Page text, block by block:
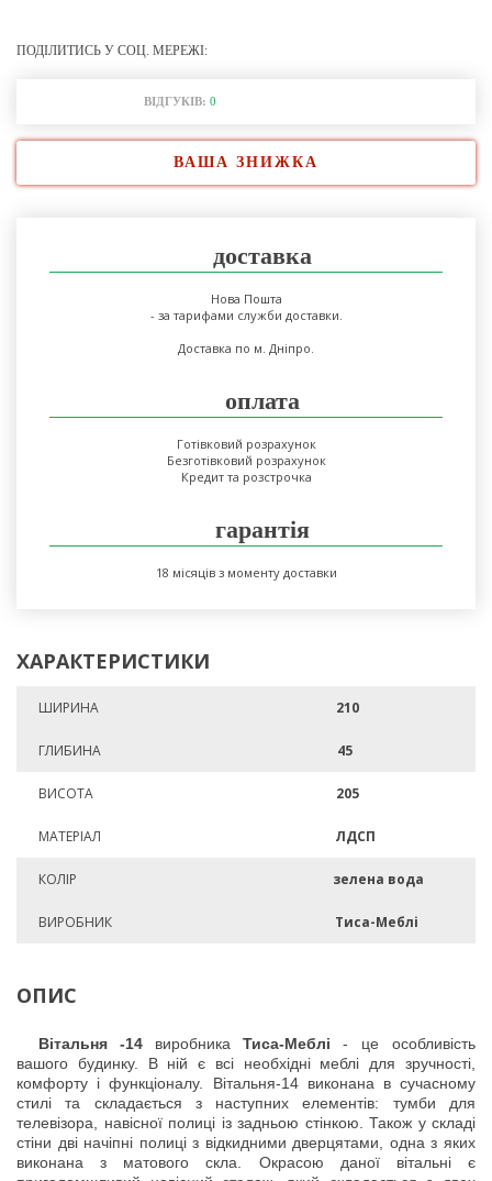
ПОДІЛИТИСЬ У СОЦ. МЕРЕЖІ:
ВІДГУКІВ: 0
ВАША ЗНИЖКА
доставка
Нова Пошта
- за тарифами служби доставки.
Доставка по м. Дніпро.
оплата
Готівковий розрахунок
Безготівковий розрахунок
Кредит та розстрочка
гарантія
18 місяців з моменту доставки
ХАРАКТЕРИСТИКИ
ШИРИНА 210
ГЛИБИНА 45
ВИСОТА 205
МАТЕРІАЛ ЛДСП
КОЛІР зелена вода
ВИРОБНИК Тиса-Меблі
ОПИС
Вітальня -14 виробника Тиса-Меблі
- це особливість
вашого будинку. В ній є всі необхідні меблі для зручності,
комфорту і функціоналу. Вітальня-14 виконана в сучасному
стилі та складається з наступних елементів: тумби для
телевізора, навісної полиці із задньою стінкою. Також у складі
стіни дві начіпні полиці з відкидними дверцятами, одна з яких
виконана з матового скла. Окрасою даної вітальні є